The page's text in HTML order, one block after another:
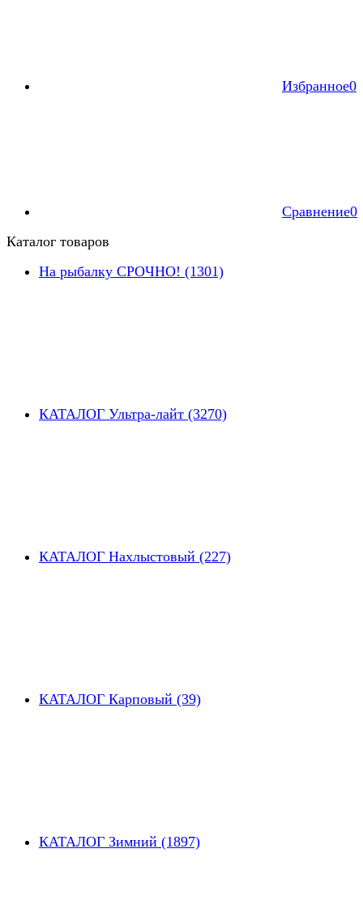
Избранное0
Сравнение0
Каталог товаров
На рыбалку СРОЧНО! (1301)
КАТАЛОГ Ультра-лайт (3270)
КАТАЛОГ Нахлыстовый (227)
КАТАЛОГ Карповый (39)
КАТАЛОГ Зимний (1897)